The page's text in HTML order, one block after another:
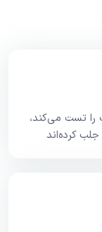
تست می‌کند،